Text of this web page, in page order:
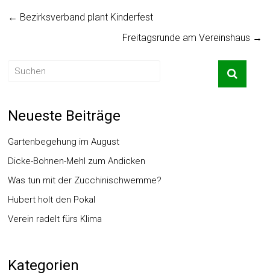
← Bezirksverband plant Kinderfest
Freitagsrunde am Vereinshaus →
Neueste Beiträge
Gartenbegehung im August
Dicke-Bohnen-Mehl zum Andicken
Was tun mit der Zucchinischwemme?
Hubert holt den Pokal
Verein radelt fürs Klima
Kategorien